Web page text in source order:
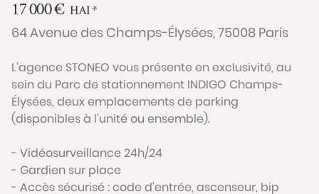
17 000€ HAI*
64 Avenue des Champs-Élysées, 75008 Paris
L’agence STONEO vous présente en exclusivité, au
sein du Parc de stationnement INDIGO Champs-
Élysées, deux emplacements de parking
(disponibles à l'unité ou ensemble).
- Vidéosurveillance 24h/24
- Gardien sur place
- Accès sécurisé : code d'entrée, ascenseur, bip